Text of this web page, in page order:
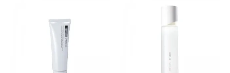
ラニンの生成を抑え、シミ・ソバカ
スを防ぐ（ウォッシュを除く）*2
オルビス内スキンケアシリーズの保
湿力*3 年齢に応じたお手入れのこ
と*4 角層まで*5 うるおいによ
上向き(*12)のハリと透明感を。効
イジングケアを応援します。*1 メ
オルビス内スキンケアシリーズの保
湿力*3 年齢に応じたお手入れのこ
いて研究を進めたところ、弾力感の
ない状態である「ハリのなさ」や、
くすみ(*6)などが現れている状態で
ある「透明感のなさ」が現れること
で大人の肌印象に大きな影響を与え
フスタイルになじむ、若々しい印象
ビスアンバー グロウプレセラムオ
イル成分(*2)が肌に素早くなじみ、
肌をやわらかくしながら角層まで浸